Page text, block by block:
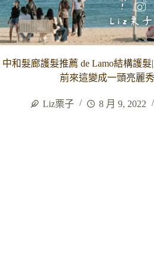
中和髮廊護髮推薦 de Lamo結構護
前來這變成一頭亮麗
Liz栗子 8 月 9, 2022